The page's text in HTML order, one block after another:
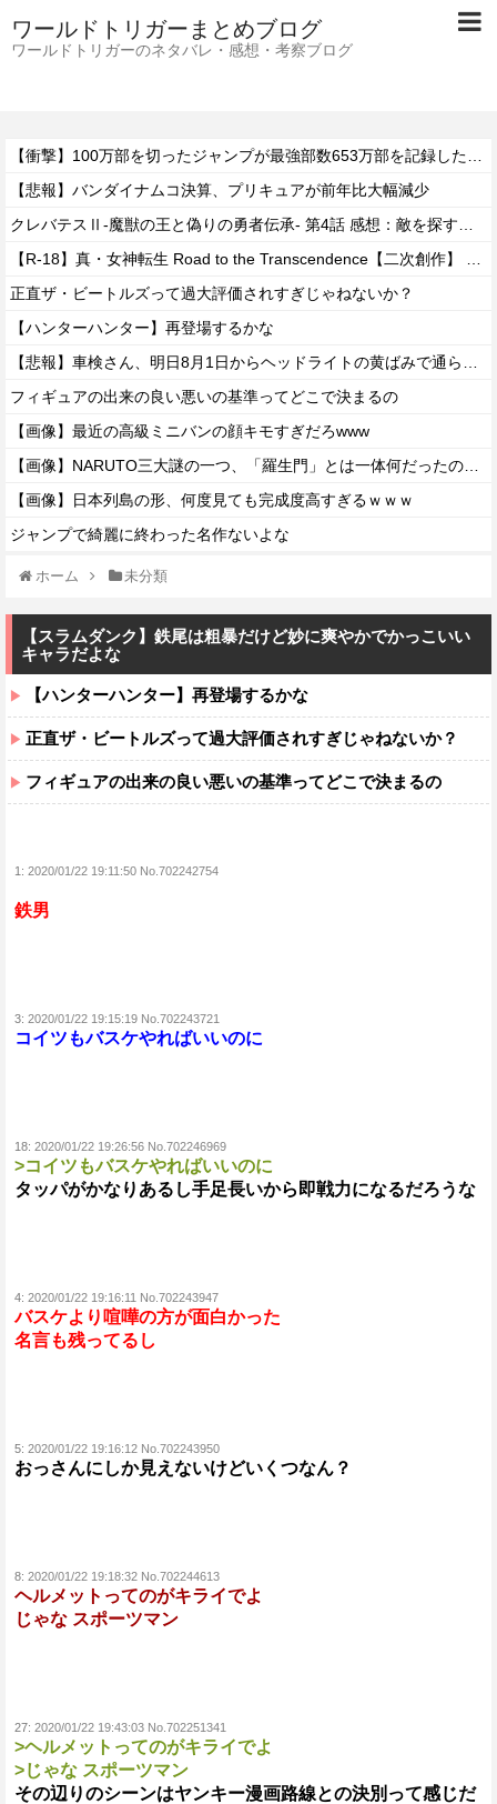
ワールドトリガーまとめブログ
ワールドトリガーのネタバレ・感想・考察ブログ
【悲報】バンダイナムコ決算、プリキュアが前年比大幅減少
正直ザ・ビートルズって過大評価されすぎじゃねないか？
【ハンターハンター】再登場するかな
フィギュアの出来の良い悪いの基準ってどこで決まるの
【画像】最近の高級ミニバンの顔キモすぎだろwww
【画像】日本列島の形、何度見ても完成度高すぎるｗｗｗ
ジャンプで綺麗に終わった名作ないよな
ホーム 未分類
【スラムダンク】鉄尾は粗暴だけど妙に爽やかでかっこいい
キャラだよな
【ハンターハンター】再登場するかな
正直ザ・ビートルズって過大評価されすぎじゃねないか？
フィギュアの出来の良い悪いの基準ってどこで決まるの
1: 2020/01/22 19:11:50 No.702242754
鉄男
3: 2020/01/22 19:15:19 No.702243721
コイツもバスケやればいいのに
18: 2020/01/22 19:26:56 No.702246969
>コイツもバスケやればいいのに
タッパがかなりあるし手足長いから即戦力になるだろうな
4: 2020/01/22 19:16:11 No.702243947
バスケより喧嘩の方が面白かった
名言も残ってるし
5: 2020/01/22 19:16:12 No.702243950
おっさんにしか見えないけどいくつなん？
8: 2020/01/22 19:18:32 No.702244613
ヘルメットってのがキライでよ
じゃな スポーツマン
27: 2020/01/22 19:43:03 No.702251341
>ヘルメットってのがキライでよ
>じゃな スポーツマン
その辺りのシーンはヤンキー漫画路線との決別って感じだ